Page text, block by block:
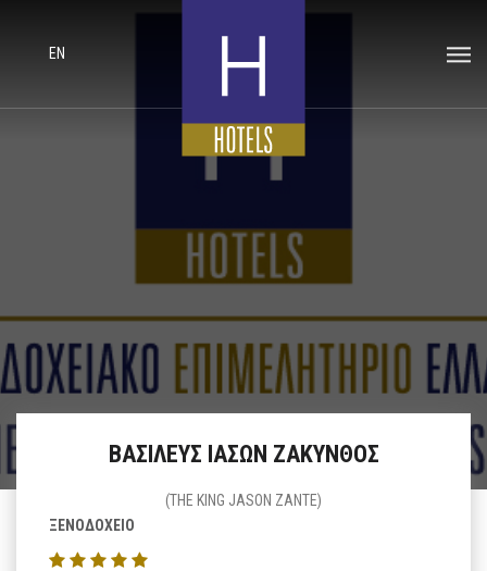
EN
ΒΑΣΙΛΕΥΣ ΙΑΣΩΝ ΖΑΚΥΝΘΟΣ
(THE KING JASON ZANTE)
ΞΕΝΟΔΟΧΕΙΟ